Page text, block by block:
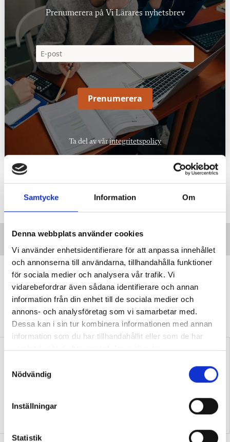
Samtycke Information Om
Denna webbplats använder cookies
Vi använder enhetsidentifierare för att anpassa innehållet
och annonserna till användarna, tillhandahålla funktioner
för sociala medier och analysera vår trafik. Vi
vidarebefordrar även sådana identifierare och annan
information från din enhet till de sociala medier och
annons- och analysföretag som vi samarbetar med.
Dessa kan i sin tur kombinera informationen med annan
information som du har tillhandahållit eller som de har
samlat in när du har använt deras tjänster.
Nödvändig
Inställningar
Statistik
Prenumerera på Vi Lärares nyhetsbrev
Prenumerera
Ta del av vårintegritetspolicy
”Vi lovar behöriga lärare i varje
klassrum”
VALDEBATTCenterpartiets tioåriga plan:
Inga fler obehöriga lärare.
”Så bryter vi hatpratets
”Hur skolan fungerar blir